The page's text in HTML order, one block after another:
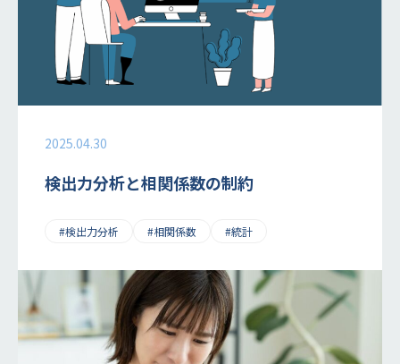
2025.04.30
検出力分析と相関係数の制約
#検出力分析 #相関係数 #統計